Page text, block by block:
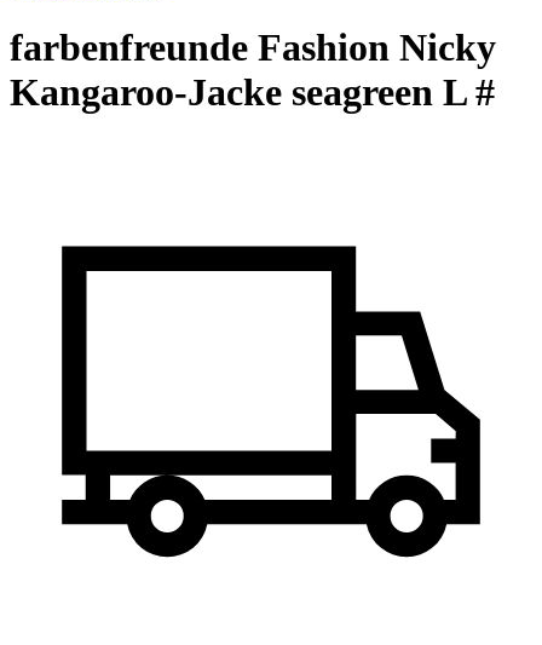
farbenfreunde Fashion Nicky
Kangaroo-Jacke seagreen L #